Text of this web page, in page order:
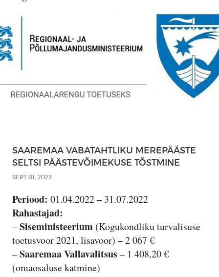
SAAREMAA VABATAHTLIKU MEREPÄÄSTE
SELTSI PÄÄSTEVÕIMEKUSE TÕSTMINE
SEPT 01, 2022
Periood: 01.04.2022 – 31.07.2022
Rahastajad:
–Siseministeerium (Kogukondliku turvalisuse
toetusvoor 2021, lisavoor) – 2 067 €
–Saaremaa Vallavalitsus– 1 408,20 €
(omaosaluse katmine)